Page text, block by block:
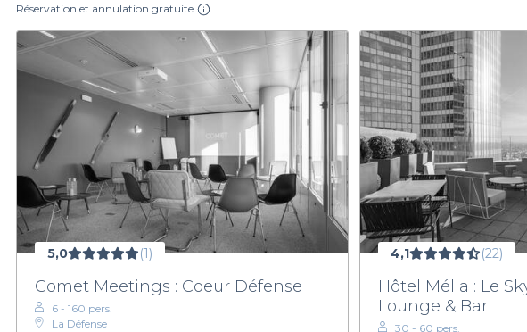
L'expérience de réservation
établissement. Vous trouverez des offres incluant des menus de groupe,
votre événement. Nous vous accompagnons à chaque
En choisissant Privateaser, vous optimisez le temps consacré à
invités. Ne laissez rien au hasard et
Visitez notre plateforme dès maintenant et explorez toutes les salles
Réservation et annulation gratuite
5,0 (1)
Comet Meetings : Coeur Défense
6 - 160 pers.
La Défense
4,1 (22)
Hôtel Mélia : Le
Lounge & Bar
30 - 60 pers.